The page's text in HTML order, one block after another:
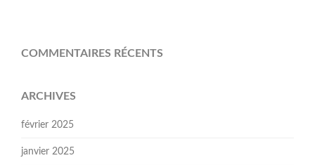
COMMENTAIRES RÉCENTS
ARCHIVES
février 2025
janvier 2025